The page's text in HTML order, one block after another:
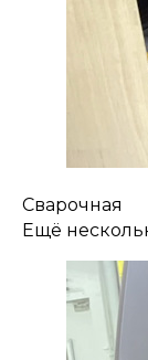
Сварочная
Ещё